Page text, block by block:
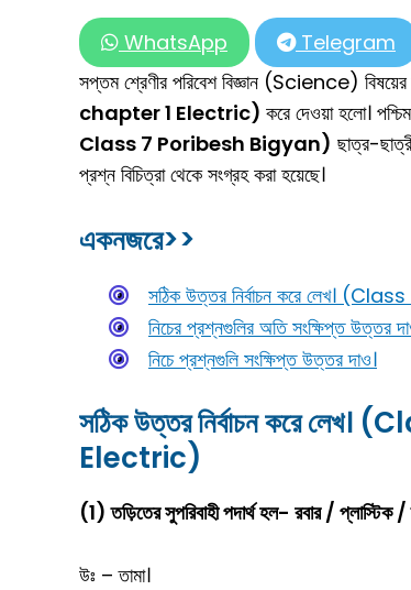
WhatsApp
Telegram
সপ্তম শ্রেণীর পরিবেশ বিজ্ঞান (Science)
chapter 1 Electric) করে দেওয়া হলো।
Class 7 Poribesh Bigyan) ছাত্র-
প্রশ্ন বিচিত্রা থেকে সংগ্রহ করা হয়েছে।
একনজরে>>
সঠিক উত্তর নির্বাচন করে লেখ।
নিচের প্রশ্নগুলির অতি সংক্ষিপ্ত উত্তর
নিচে প্রশ্নগুলি সংক্ষিপ্ত উত্তর দাও।
সঠিক উত্তর নির্বাচন করে
Electric)
(1) তড়িতের সুপরিবাহী পদার্থ হল- রবার / প্লাস্টিক /
উঃ – তামা।